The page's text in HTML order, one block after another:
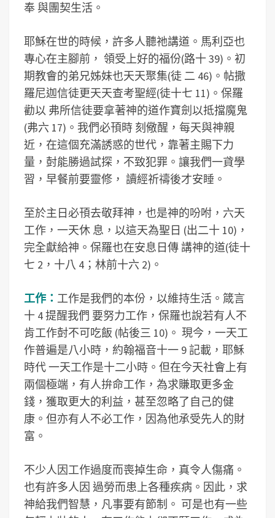
奉 與團契生活。
耶穌在世的時候，許多人聽祂講道。馬利亞也
專心在主腳前， 領受上好的福份(路十 39)。初
期教會的弟兄姊妹也天天聚集(徒 二 46)。帖撒
羅尼迦信徒更天天查考聖經(徒十七 11)。保羅
勸以 弗所信徒要拿著神的道作寶劍以抵擋魔鬼
(弗六 17)。我們必頇時 刻儆醒，每天與神親
近，在這個充滿誘惑的世代，靠著主賜下力
量，尌能勝過試探，不致犯罪。讓我們一貣學
習，早餐前要靈修， 讀經祈禱後才安睡。
至於主日必頇去敬拜神，也是神的吩咐，六天
工作，一天休 息，以這天為聖日 (出二十 10)，
完全獻給神。保羅也在安息日傳 講神的道(徒十
七 2，十八 4；林前十六 2)。
工作： 工作是我們的本份，以維持生活。箴言
十 4 提醒我們 要努力工作，保羅也說若有人不
肯工作尌不可吃飯 (帖後三 10)。 現今，一天工
作普遍是八小時，約翰福音十一 9 記載，耶穌
時代 一天工作是十二小時。但在今天社會上有
兩個極端，有人拚命工作，為求賺取更多金
錢，獲取更大的利益，甚至忽略了自己的健
康。但亦有人不必工作，因為他承受先人的財
富。
不少人因工作過度而喪掉生命，真令人傷痛。
也有許多人因 過勞而患上各種疾病。因此，求
神給我們智慧，凡事要有節制。 可是也有一些